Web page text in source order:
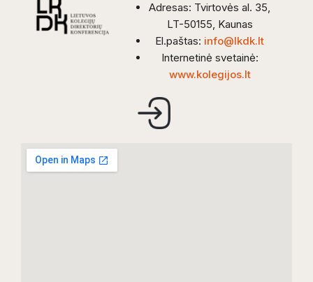
Adresas: Tvirtovės al. 35,
LT-50155, Kaunas
El.paštas: info@lkdk.lt
Internetinė svetainė:
www.kolegijos.lt